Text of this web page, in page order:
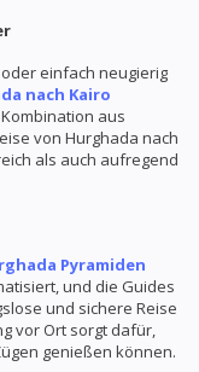
einfach neugierig
nach Kairo
aus
von Hurghada nach
als auch aufregend
Pyramiden
und die Guides
und sichere Reise
vor Ort sorgt dafür,
genießen können.